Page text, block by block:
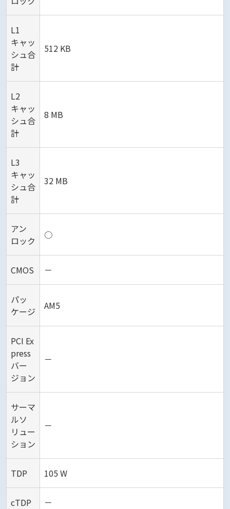
L1
キャッ
シュ合
計
512 KB
L2
キャッ
シュ合
計
8 MB
L3
キャッ
シュ合
計
32 MB
アン
ロック
○
CMOS －
パッ
ケージ
AM5
PCI Ex
press
バー
ジョン
－
サーマ
ルソ
リュー
ション
－
TDP 105 W
cTDP －